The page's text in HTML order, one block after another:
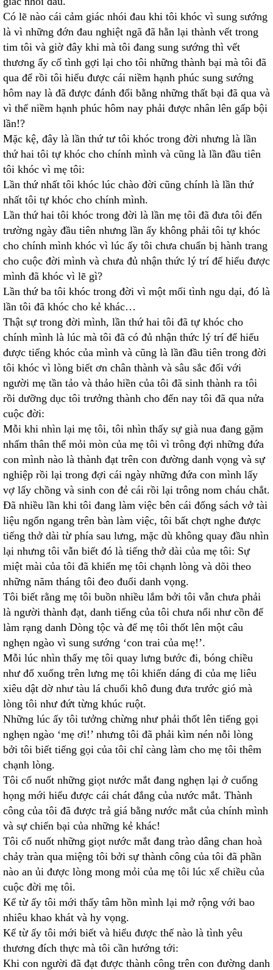
Có lẽ nào cái cảm giác nhói đau khi tôi khóc vì sung sướng
là vì những đớn đau nghiệt ngã đã hằn lại thành vết trong
tim tôi và giờ đây khi mà tôi đang sung sướng thì vết
thương ấy cố tình gợi lại cho tôi những thành bại mà tôi đã
qua để rồi tôi hiểu được cái niềm hạnh phúc sung sướng
hôm nay là đã được đánh đổi bằng những thất bại đã qua và
vì thế niềm hạnh phúc hôm nay phải được nhân lên gấp bội
lần!?
Mặc kệ, đây là lần thứ tư tôi khóc trong đời nhưng là lần
thứ hai tôi tự khóc cho chính mình và cũng là lần đầu tiên
tôi khóc vì mẹ tôi:
Lần thứ nhất tôi khóc lúc chào đời cũng chính là lần thứ
nhất tôi tự khóc cho chính mình.
Lần thứ hai tôi khóc trong đời là lần mẹ tôi đã đưa tôi đến
trường ngày đầu tiên nhưng lần ấy không phải tôi tự khóc
cho chính mình khóc vì lúc ấy tôi chưa chuẩn bị hành trang
cho cuộc đời mình và chưa đủ nhận thức lý trí để hiểu được
mình đã khóc vì lẽ gì?
Lần thứ ba tôi khóc trong đời vì một mối tình ngu dại, đó là
lần tôi đã khóc cho kẻ khác…
Thật sự trong đời mình, lần thứ hai tôi đã tự khóc cho
chính mình là lúc mà tôi đã có đủ nhận thức lý trí để hiểu
được tiếng khóc của mình và cũng là lần đầu tiên trong đời
tôi khóc vì lòng biết ơn chân thành và sâu sắc đối với
người mẹ tần tảo và thảo hiền của tôi đã sinh thành ra tôi
rồi dưỡng dục tôi trưởng thành cho đến nay tôi đã qua nửa
cuộc đời:
Mỗi khi nhìn lại mẹ tôi, tôi nhìn thấy sự già nua đang gặm
nhấm thân thể mỏi mòn của mẹ tôi vì trông đợi những đứa
con mình nào là thành đạt trên con đường danh vọng và sự
nghiệp rồi lại trong đợi cái ngày những đứa con mình lấy
vợ lấy chồng và sinh con đẻ cái rồi lại trông nom cháu chắt.
Đã nhiều lần khi tôi đang làm việc bên cái đống sách vở tài
liệu ngổn ngang trên bàn làm việc, tôi bất chợt nghe được
tiếng thở dài từ phía sau lưng, mặc dù không quay đầu nhìn
lại nhưng tôi vẫn biết đó là tiếng thở dài của mẹ tôi: Sự
miệt mài của tôi đã khiến mẹ tôi chạnh lòng và dõi theo
những năm tháng tôi đeo đuổi danh vọng.
Tôi biết rằng mẹ tôi buồn nhiều lắm bởi tôi vẫn chưa phải
là người thành đạt, danh tiếng của tôi chưa nổi như cồn để
làm rạng danh Dòng tộc và để mẹ tôi thốt lên một câu
nghẹn ngào vì sung sướng ‘con trai của mẹ!’.
Mỗi lúc nhìn thấy mẹ tôi quay lưng bước đi, bóng chiều
như đổ xuống trên lưng mẹ tôi khiến dáng đi của mẹ liêu
xiêu dật dờ như tàu lá chuối khô đung đưa trước gió mà
lòng tôi như đứt từng khúc ruột.
Những lúc ấy tôi tưởng chừng như phải thốt lên tiếng gọi
nghẹn ngào ‘mẹ ơi!’ nhưng tôi đã phải kìm nén nỗi lòng
bởi tôi biết tiếng gọi của tôi chỉ càng làm cho mẹ tôi thêm
chạnh lòng.
Tôi cố nuốt những giọt nước mắt đang nghẹn lại ở cuống
họng mới hiểu được cái chát đắng của nước mắt. Thành
công của tôi đã được trả giá bằng nước mắt của chính mình
và sự chiến bại của những kẻ khác!
Tôi cố nuốt những giọt nước mắt đang trào dâng chan hoà
chảy tràn qua miệng tôi bởi sự thành công của tôi đã phần
nào an ủi được lòng mong mỏi của mẹ tôi lúc xế chiều của
cuộc đời mẹ tôi.
Kể từ ấy tôi mới thấy tâm hồn mình lại mở rộng với bao
nhiêu khao khát và hy vọng.
Kể từ ấy tôi mới biết và hiểu được thế nào là tình yêu
thương đích thực mà tôi cần hướng tới:
Khi con người đã đạt được thành công trên con đường danh